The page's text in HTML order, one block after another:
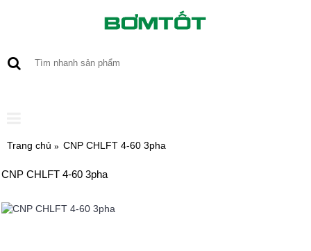
Trang chủ CNP CHLFT 4-60 3pha
CNP CHLFT 4-60 3pha